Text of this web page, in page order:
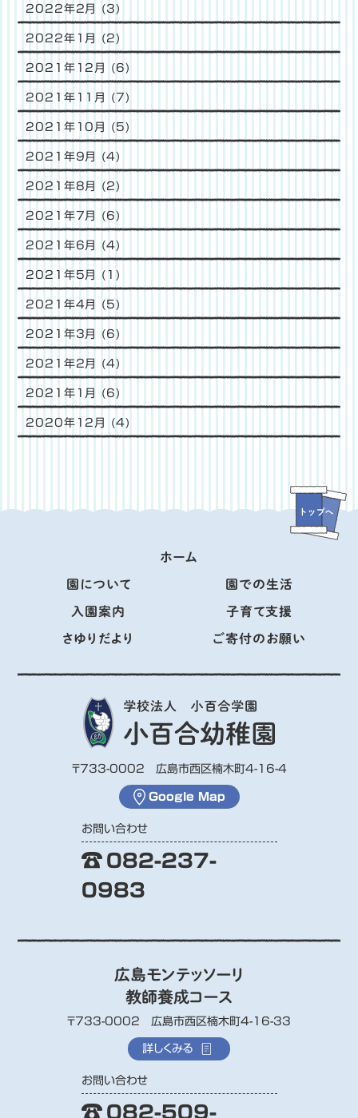
2022年2月 (3)
2022年1月 (2)
2021年12月 (6)
2021年11月 (7)
2021年10月 (5)
2021年9月 (4)
2021年8月 (2)
2021年7月 (6)
2021年6月 (4)
2021年5月 (1)
2021年4月 (5)
2021年3月 (6)
2021年2月 (4)
2021年1月 (6)
2020年12月 (4)
ホーム
園について 園での生活
入園案内 子育て支援
さゆりだより ご寄付のお願い
〒733-0002 広島市西区楠木町4-16-4
Google Map
お問い合わせ
082-237-
0983
広島モンテッソーリ
教師養成コース
〒733-0002 広島市西区楠木町4-16-33
詳しくみる
お問い合わせ
082-509-